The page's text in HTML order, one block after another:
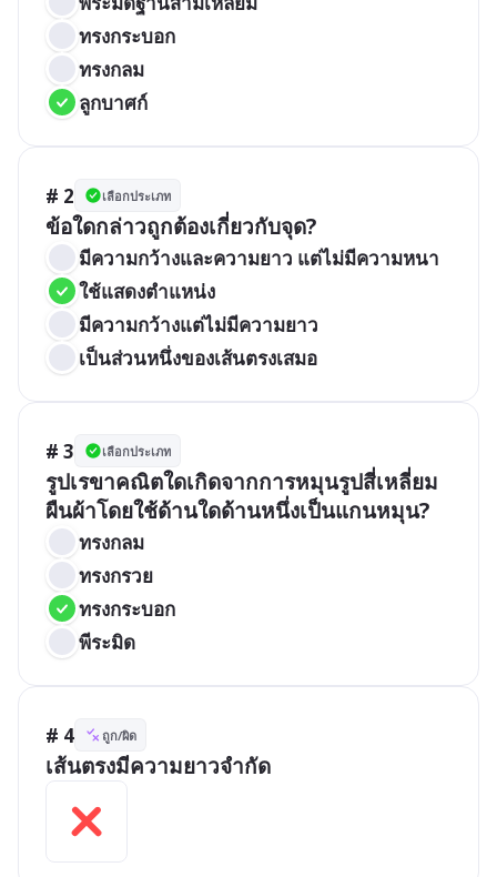
ทรงกระบอก
ทรงกลม
ลูกบาศก์
# 2 เลือกประเภท
ข้อใดกล่าวถูกต้องเกี่ยวกับจุด?
มีความกว้างและความยาว แต่ไม่มีความหนา
ใช้แสดงตำแหน่ง
มีความกว้างแต่ไม่มีความยาว
เป็นส่วนหนึ่งของเส้นตรงเสมอ
# 3 เลือกประเภท
รูปเรขาคณิตใดเกิดจากการหมุนรูปสี่เหลี่ยม
ผืนผ้าโดยใช้ด้านใดด้านหนึ่งเป็นแกนหมุน?
ทรงกลม
ทรงกรวย
ทรงกระบอก
พีระมิด
# 4 ถูก/ผิด
เส้นตรงมีความยาวจำกัด